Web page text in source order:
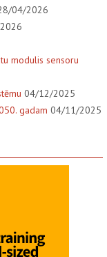
04/2026
modulis sensoru
04/12/2025
gadam 04/11/2025